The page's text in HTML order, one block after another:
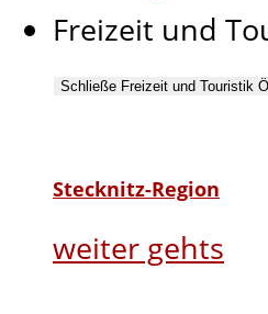
Freizeit und
Schließe Freizeit und Touristik
Stecknitz-Region
weiter gehts